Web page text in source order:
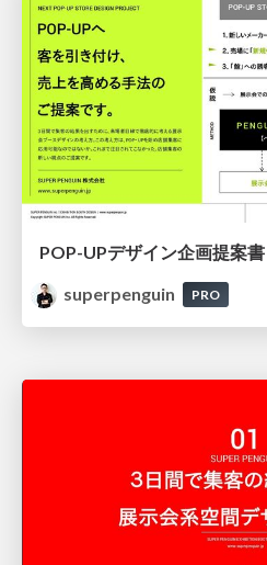
POP-UPデザイン企画提案書
superpenguin
PRO